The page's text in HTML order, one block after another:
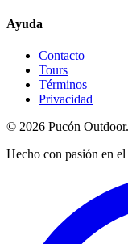
Ayuda
Contacto
Tours
Términos
Privacidad
© 2026 Pucón Outdoor.
Hecho con pasión en